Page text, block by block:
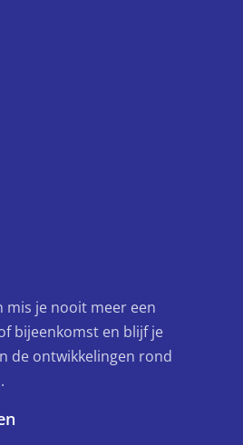
mis je nooit meer een
bijeenkomst en blijf je
de ontwikkelingen rond